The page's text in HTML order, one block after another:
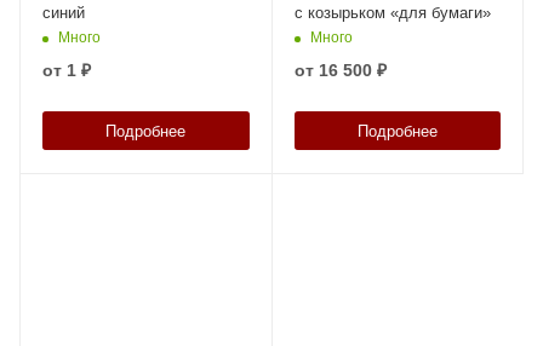
синий
Много
от 1 ₽
Подробнее
с козырьком «для бумаги»
Много
от 16 500 ₽
Подробнее